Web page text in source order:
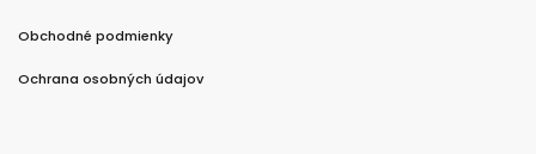
Obchodné podmienky
Ochrana osobných údajov